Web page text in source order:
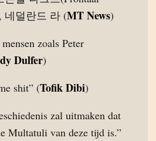
네덜란드 라 (MT News)
zoals Peter
Dulfer)
shit” (Tofik Dibi)
zal uitmaken dat
Multatuli van deze tijd is.”